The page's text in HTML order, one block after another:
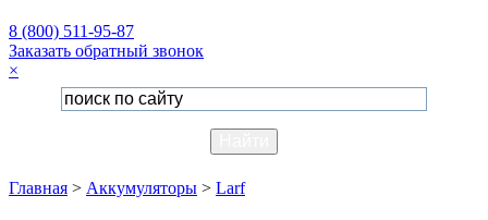
8 (800) 511-95-87
Заказать обратный звонок
×
Главная > Аккумуляторы > Larf